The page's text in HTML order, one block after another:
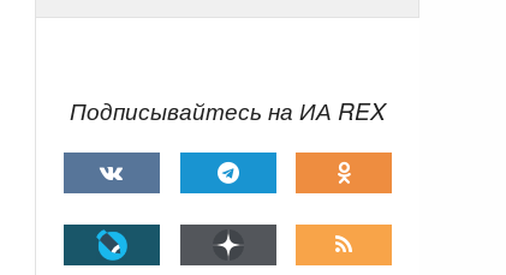
Подписывайтесь на ИА REX